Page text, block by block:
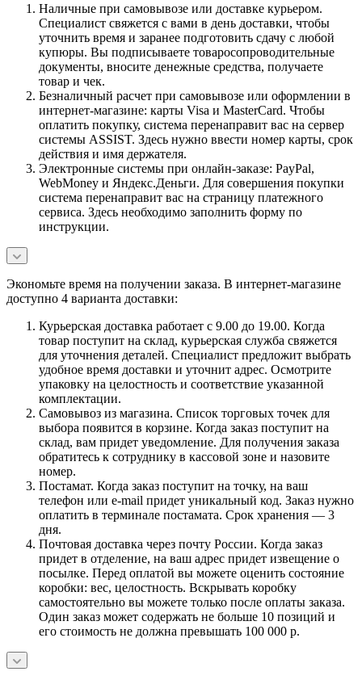
Наличные при самовывозе или доставке курьером.
Специалист свяжется с вами в день доставки, чтобы
уточнить время и заранее подготовить сдачу с любой
купюры. Вы подписываете товаросопроводительные
документы, вносите денежные средства, получаете
товар и чек.
Безналичный расчет при самовывозе или оформлении в
интернет-магазине: карты Visa и MasterCard. Чтобы
оплатить покупку, система перенаправит вас на сервер
системы ASSIST. Здесь нужно ввести номер карты, срок
действия и имя держателя.
Электронные системы при онлайн-заказе: PayPal,
WebMoney и Яндекс.Деньги. Для совершения покупки
система перенаправит вас на страницу платежного
сервиса. Здесь необходимо заполнить форму по
инструкции.
Экономьте время на получении заказа. В интернет-магазине
доступно 4 варианта доставки:
Курьерская доставка работает с 9.00 до 19.00. Когда
товар поступит на склад, курьерская служба свяжется
для уточнения деталей. Специалист предложит выбрать
удобное время доставки и уточнит адрес. Осмотрите
упаковку на целостность и соответствие указанной
комплектации.
Самовывоз из магазина. Список торговых точек для
выбора появится в корзине. Когда заказ поступит на
склад, вам придет уведомление. Для получения заказа
обратитесь к сотруднику в кассовой зоне и назовите
номер.
Постамат. Когда заказ поступит на точку, на ваш
телефон или e-mail придет уникальный код. Заказ нужно
оплатить в терминале постамата. Срок хранения — 3
дня.
Почтовая доставка через почту России. Когда заказ
придет в отделение, на ваш адрес придет извещение о
посылке. Перед оплатой вы можете оценить состояние
коробки: вес, целостность. Вскрывать коробку
самостоятельно вы можете только после оплаты заказа.
Один заказ может содержать не больше 10 позиций и
его стоимость не должна превышать 100 000 р.